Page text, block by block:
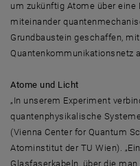
um zukünftig Atome über
miteinander
Grundbaustein geschaffen,
Quantenkommunikationsnetz
Atome und Licht
„In unserem Experiment
quantenphysikalische
(Vienna Center for Quantum
Atominstitut der TU Wien).
Glasfaserkabeln, über die